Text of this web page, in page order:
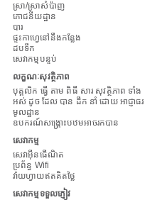
ស្រា/ស្រាសំប៉ាញ
ភោជនីយដ្ឋាន
បារ
ផ្ទះកាហ្វេនៅនឹងកន្លែង
ដប​ទឹក
សេវាកម្មបន្ទប់
លក្ខណៈសុវត្ថិភាព
បុគ្គលិក ធ្វើ តាម ពិធី សារ សុវត្ថិភាព ទាំង
អស់ ដូច ដែល បាន ដឹក នាំ ដោយ អាជ្ញាធរ
មូលដ្ឋាន
ឧបករណ៍សង្គ្រោះបឋមអាចរកបាន
សេវាកម្ម
សេវាអ៊ីនធើណិត
ប្រព័ន្ធ Wifi
វ៉ាយហ្វាយឥតគិតថ្លៃ
សេវាកម្មទទួលភ្ញៀវ